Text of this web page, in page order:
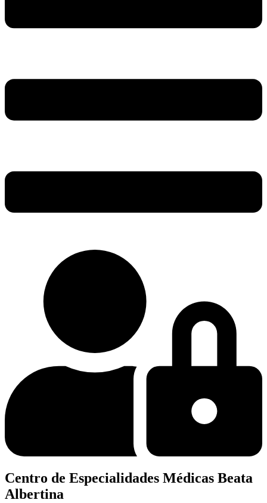
Centro de Especialidades Médicas Beata
Albertina